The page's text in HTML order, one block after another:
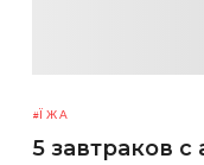
ЇЖА
5 завтраков